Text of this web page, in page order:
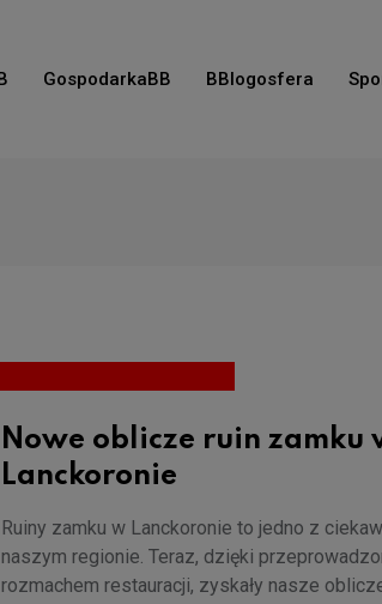
GospodarkaBB BBlogosfera
Nowe oblicze ruin zamku
Lanckoronie
Ruiny zamku w Lanckoronie to jedno z
naszym regionie. Teraz, dzięki
rozmachem restauracji, zyskały nasze